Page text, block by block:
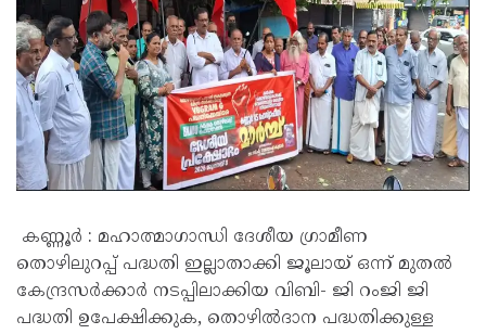
കണ്ണൂർ : മഹാത്മാഗാന്ധി ദേശീയ ഗ്രാമീണ
തൊഴിലുറപ്പ് പദ്ധതി ഇല്ലാതാക്കി ജൂലായ് ഒന്ന് മുതൽ
കേന്ദ്രസർക്കാർ നടപ്പിലാക്കിയ വിബി- ജി റംജി ജി
പദ്ധതി ഉപേക്ഷിക്കുക, തൊഴിൽദാന പദ്ധതിക്കുള്ള